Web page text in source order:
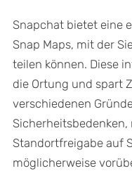
Snapchat bietet eine
Snap Maps, mit der
teilen können. Diese
die Ortung und spart
verschiedenen
Sicherheitsbedenken,
Standortfreigabe auf
möglicherweise